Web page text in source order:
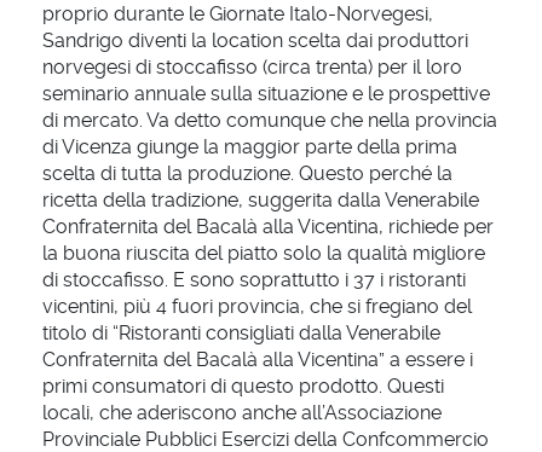
proprio durante le Giornate Italo-Norvegesi,
Sandrigo diventi la location scelta dai produttori
norvegesi di stoccafisso (circa trenta) per il loro
seminario annuale sulla situazione e le prospettive
di mercato. Va detto comunque che nella provincia
di Vicenza giunge la maggior parte della prima
scelta di tutta la produzione. Questo perché la
ricetta della tradizione, suggerita dalla Venerabile
Confraternita del Bacalà alla Vicentina, richiede per
la buona riuscita del piatto solo la qualità migliore
di stoccafisso. E sono soprattutto i 37 i ristoranti
vicentini, più 4 fuori provincia, che si fregiano del
titolo di “Ristoranti consigliati dalla Venerabile
Confraternita del Bacalà alla Vicentina” a essere i
primi consumatori di questo prodotto. Questi
locali, che aderiscono anche all’Associazione
Provinciale Pubblici Esercizi della Confcommercio